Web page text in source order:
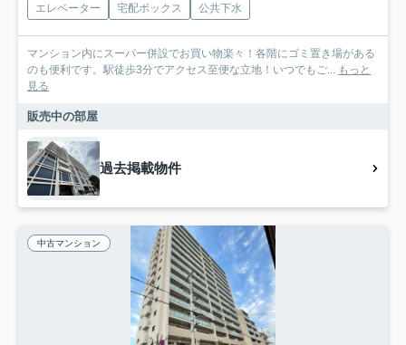
エレベーター 宅配ボックス 公共下水
マンション内にスーパー併設でお買い物楽々！各階にゴミ置き場がある
のも便利です。駅徒歩3分でアクセス至便な立地！いつでもご...
もっと
見る
販売中の部屋
過去掲載物件
中古マンション